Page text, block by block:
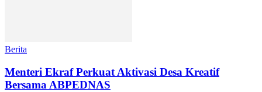
Berita
Menteri Ekraf Perkuat Aktivasi Desa Kreatif
Bersama ABPEDNAS